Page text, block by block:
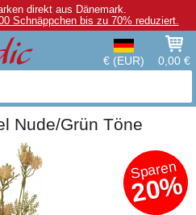
direkt aus Dänemark.
Schnäppchen bis zu 70% reduziert.
€ (EUR) 0,00 €
Nude/Grün Töne
Sparen
20%